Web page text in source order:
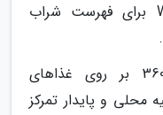
مجله معتبر Wine Spectator برای فهرست شراب
غذاهای کانادایی: رستوران 360 بر روی غذاهای
محلی و پایدار تمرکز